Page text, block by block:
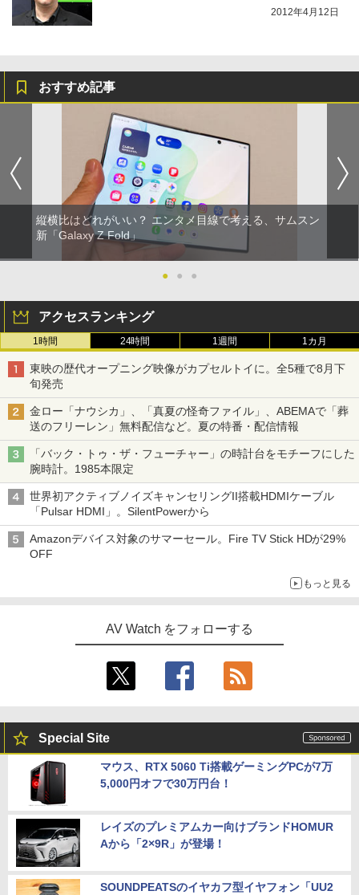
2012年4月12日
おすすめ記事
縦横比はどれがいい？ エンタメ目線で考える、サムスン
新「Galaxy Z Fold」
● ● ●
アクセスランキング
1時間 24時間 1週間 1カ月
東映の歴代オープニング映像がカプセルトイに。全5種で8月下
旬発売
金ロー「ナウシカ」、「真夏の怪奇ファイル」、ABEMAで「葬
送のフリーレン」無料配信など。夏の特番・配信情報
「バック・トゥ・ザ・フューチャー」の時計台をモチーフにした
腕時計。1985本限定
世界初アクティブノイズキャンセリングII搭載HDMIケーブル
「Pulsar HDMI」。SilentPowerから
Amazonデバイス対象のサマーセール。Fire TV Stick HDが29%
OFF
もっと見る
AV Watch をフォローする
Special Site
マウス、RTX 5060 Ti搭載ゲーミングPCが7万
5,000円オフで30万円台！
レイズのプレミアムカー向けブランドHOMUR
Aから「2×9R」が登場！
SOUNDPEATSのイヤカフ型イヤフォン「UU2